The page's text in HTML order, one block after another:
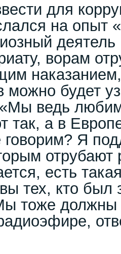
для
на опыт
ворам
можно будет
«Мы ведь
так, а в
говорим? Я
отрубают
есть
тех, кто был
тоже должны